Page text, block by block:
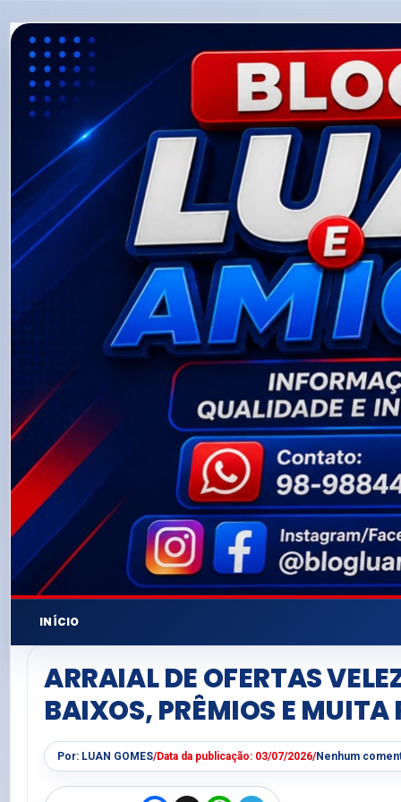
INÍCIO
ARRAIAL DE OFERTAS
BAIXOS, PRÊMIOS E MUITA
Por: LUAN GOMES/Data da publicação: 03/07/2026/Nenhum